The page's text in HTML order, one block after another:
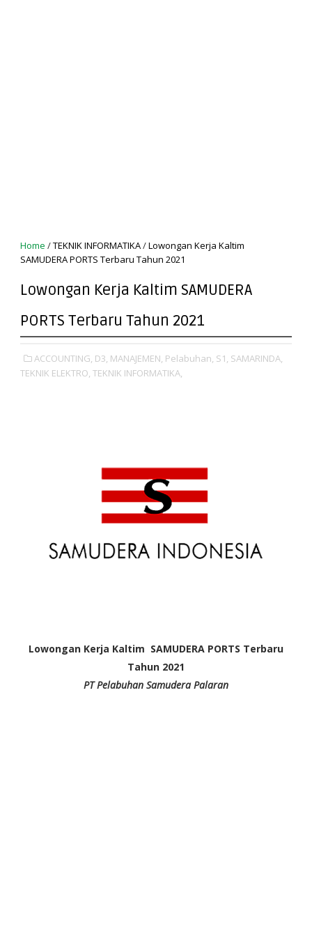
Home /TEKNIK INFORMATIKA/Lowongan Kerja Kaltim
SAMUDERA PORTS Terbaru Tahun 2021
Lowongan Kerja Kaltim SAMUDERA
PORTS Terbaru Tahun 2021
ACCOUNTING, D3, MANAJEMEN, Pelabuhan, S1, SAMARINDA,
TEKNIK ELEKTRO, TEKNIK INFORMATIKA,
Lowongan Kerja Kaltim SAMUDERA PORTS Terbaru
Tahun 2021
PT Pelabuhan Samudera Palaran